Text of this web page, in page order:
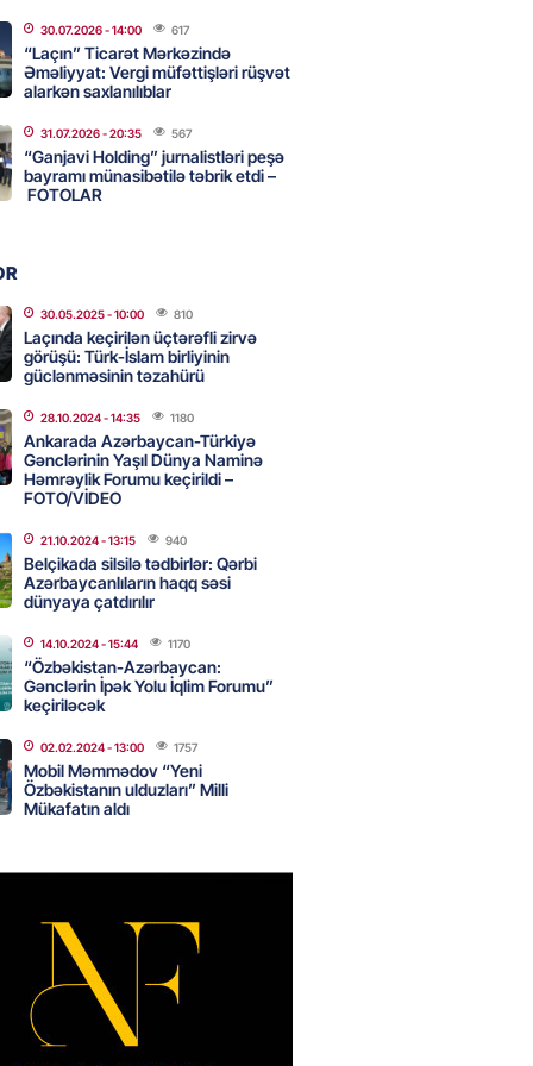
İDDİA: Şimali Koreya
120 ballistik raket yerləşdirib
- 15:15 90
musiqi terapevti
unudulmaz sənət gecəsinə
Azərbaycan ərazisini
qarşı istifadəyə imkan
- 14:45
mənzil almaq istəyənlər
imkanları var?
- 14:30 83
ofisi Pezeşkianın istefası
iddiaları təkzib etdi
- 14:15
canlıların hücumu başlayıb?
PENSİYA VƏ MÜAVİNƏTLƏR
ARTIRILACAQ? – Mühüm
- 13:45
30.07.2026- 14:00 617
“Laçın” Ticarət Mərkəzində
Əməliyyat: Vergi müfəttişləri rüşvət
alarkən saxlanılıblar
31.07.2026- 20:35 567
“Ganjavi Holding” jurnalistləri peşə
bayramı münasibətilə təbrik etdi –
FOTOLAR
30.05.2025- 10:00 810
Laçında keçirilən üçtərəfli zirvə
görüşü: Türk-İslam birliyinin
güclənməsinin təzahürü
28.10.2024- 14:35 1180
Ankarada Azərbaycan-Türkiyə
Gənclərinin Yaşıl Dünya Naminə
Həmrəylik Forumu keçirildi –
FOTO/VİDEO
21.10.2024- 13:15 940
Belçikada silsilə tədbirlər: Qərbi
Azərbaycanlıların haqq səsi
dünyaya çatdırılır
14.10.2024- 15:44 1170
“Özbəkistan-Azərbaycan:
Gənclərin İpək Yolu İqlim Forumu”
keçiriləcək
02.02.2024- 13:00 1757
Mobil Məmmədov “Yeni
Özbəkistanın ulduzları” Milli
Mükafatın aldı